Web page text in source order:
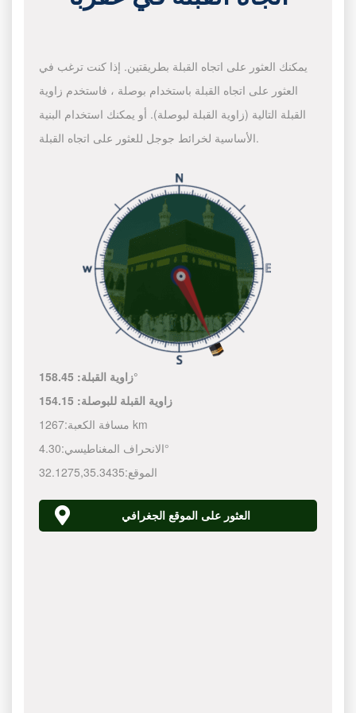
يمكنك العثور على اتجاه القبلة بطريقتين. إذا كنت ترغب في
العثور على اتجاه القبلة باستخدام بوصلة ، فاستخدم زاوية
القبلة التالية (زاوية القبلة لبوصلة). أو يمكنك استخدام البنية
الأساسية لخرائط جوجل للعثور على اتجاه القبلة.
زاوية القبلة:158.45°
زاوية القبلة للبوصلة: 154.15
مسافة الكعبة: 1267 km
الانحراف المغناطيسي:4.30°
الموقع:
32.1275,35.3435
العثور على الموقع الجغرافي